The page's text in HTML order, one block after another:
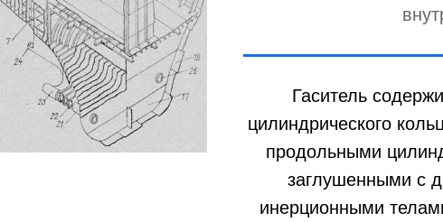
Гаситель
цилиндрического
продольными
заглушенными с
инерционными